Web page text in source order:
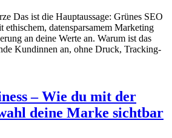
Das ist die Hauptaussage: Grünes SEO
ethischem, datensparsamem Marketing
an deine Werte an. Warum ist das
Kundinnen an, ohne Druck, Tracking-
– Wie du mit der
deine Marke sichtbar